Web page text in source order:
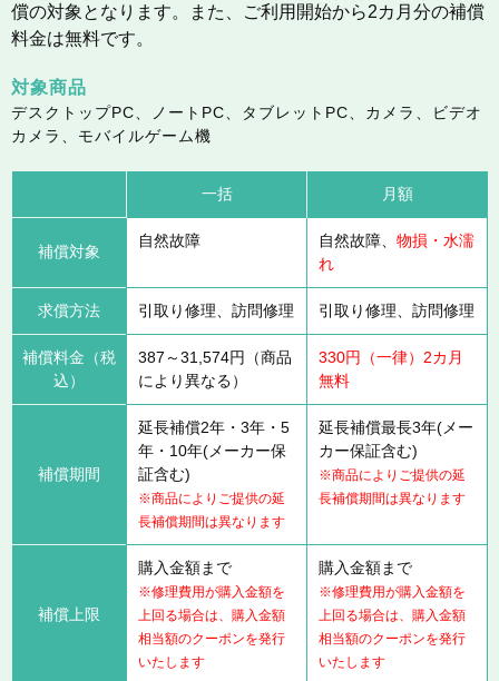
償の対象となります。また、ご利用開始から2カ月分の補償
料金は無料です。
対象商品
デスクトップPC、ノートPC、タブレットPC、カメラ、ビデオ
カメラ、モバイルゲーム機
一括 月額
補償対象
自然故障 自然故障、 物損・水濡
れ
求償方法 引取り修理、訪問修理 引取り修理、訪問修理
補償料金（税
込）
387～31,574円（商品
により異なる）
330円（一律）2カ月
無料
補償期間
延長補償2年・3年・5
年・10年(メーカー保
証含む)
※商品によりご提供の延
長補償期間は異なります
延長補償最長3年(メー
カー保証含む)
※商品によりご提供の延
長補償期間は異なります
補償上限
購入金額まで
※修理費用が購入金額を
上回る場合は、購入金額
相当額のクーポンを発行
いたします
購入金額まで
※修理費用が購入金額を
上回る場合は、購入金額
相当額のクーポンを発行
いたします